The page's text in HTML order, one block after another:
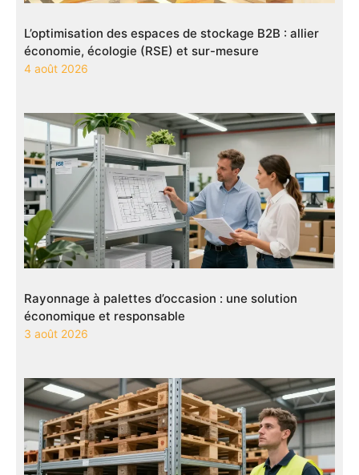
L’optimisation des espaces de stockage B2B : allier
économie, écologie (RSE) et sur-mesure
4 août 2026
Rayonnage à palettes d’occasion : une solution
économique et responsable
3 août 2026